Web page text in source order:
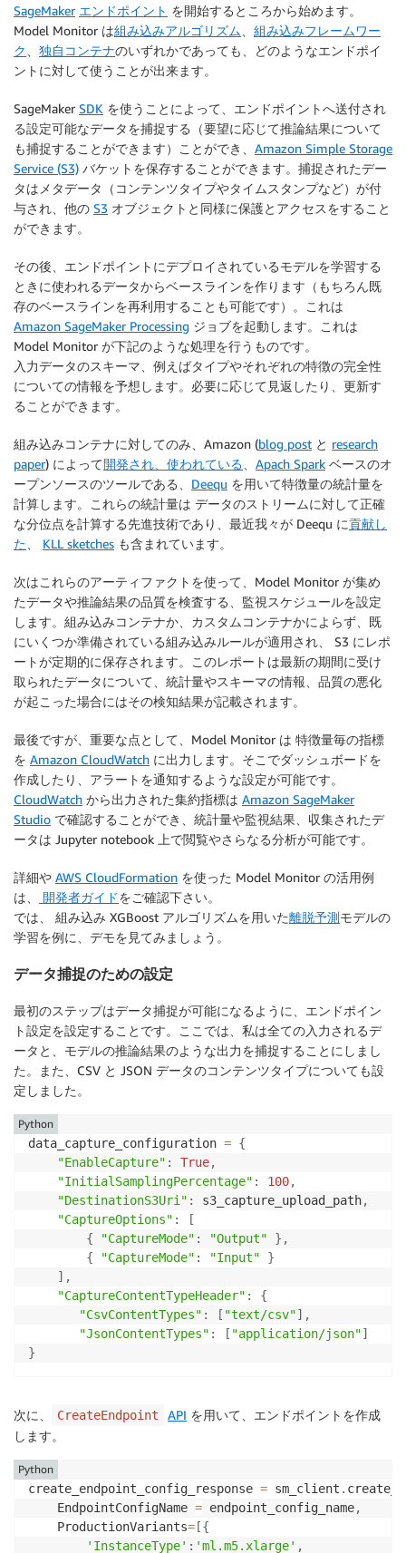
SageMaker エンドポイント を開始するところから始めます。
Model Monitor は組み込みアルゴリズム
組み込みフレームワー
ク
独自コンテナのいずれかであっても、どのようなエンドポイ
ントに対して使うことが出来ます。
SageMaker SDK を使うことによって、エンドポイントへ送付され
る設定可能なデータを捕捉する（要望に応じて推論結果について
も捕捉することができます）ことができ、 Amazon Simple Storage
Service (S3) バケットを保存することができます。捕捉されたデー
タはメタデータ（コンテンツタイプやタイムスタンプなど）が付
与され、他の S3 オブジェクトと同様に保護とアクセスをすること
ができます。
その後、エンドポイントにデプロイされているモデルを学習する
ときに使われるデータからベースラインを作ります（もちろん既
存のベースラインを再利用することも可能です）。これは
Amazon SageMaker Processing ジョブを起動します。これは
Model Monitor が下記のような処理を行うものです。
入力データのスキーマ、例えばタイプやそれぞれの特徴の完全性
についての情報を予想します。必要に応じて見返したり、更新す
ることができます。
組み込みコンテナに対してのみ、Amazon (blog post と research
paper) によって開発され、使われている Apach Spark ベースのオ
ープンソースのツールである、 Deequ を用いて特徴量の統計量を
計算します。これらの統計量は データのストリームに対して正確
な分位点を計算する先進技術であり、最近我々が Deequ に貢献し
た
KLL sketches も含まれています。
次はこれらのアーティファクトを使って、Model Monitor が集め
たデータや推論結果の品質を検査する、監視スケジュールを設定
します。組み込みコンテナか、カスタムコンテナかによらず、既
にいくつか準備されている組み込みルールが適用され、 S3 にレポ
ートが定期的に保存されます。このレポートは最新の期間に受け
取られたデータについて、統計量やスキーマの情報、品質の悪化
が起こった場合にはその検知結果が記載されます。
最後ですが、重要な点として、Model Monitor は 特徴量毎の指標
を Amazon CloudWatch に出力します。そこでダッシュボードを
作成したり、アラートを通知するような設定が可能です。
CloudWatch から出力された集約指標は Amazon SageMaker
Studio で確認することができ、統計量や監視結果、収集されたデ
ータは Jupyter notebook 上で閲覧やさらなる分析が可能です。
詳細や AWS CloudFormation を使った Model Monitor の活用例
は、
開発者ガイドをご確認下さい。
では、 組み込み XGBoost アルゴリズムを用いた離脱予測モデルの
学習を例に、デモを見てみましょう。
データ捕捉のための設定
最初のステップはデータ捕捉が可能になるように、エンドポイン
ト設定を設定することです。ここでは、私は全ての入力されるデ
ータと、モデルの推論結果のような出力を捕捉することにしまし
た。また、CSV と JSON データのコンテンツタイプについても設
定しました。
data_capture_configuration = {
"EnableCapture" : True,
"InitialSamplingPercentage" : 100,
"DestinationS3Uri" : s3_capture_upload_path,
"CaptureOptions" :
[
{
"CaptureMode" : "Output" } ,
{
"CaptureMode" : "Input"
}
] ,
"CaptureContentTypeHeader" :
{
"CsvContentTypes" : [ "text/csv"] ,
"JsonContentTypes" : [ "application/json"]
}
Python
次に、 CreateEndpoint API を用いて、エンドポイントを作成
します。
create_endpoint_config_response = sm_client .
    EndpointConfigName
= endpoint_config_name,
    ProductionVariants
=[{
'InstanceType' : 'ml.m5.xlarge' ,
Python